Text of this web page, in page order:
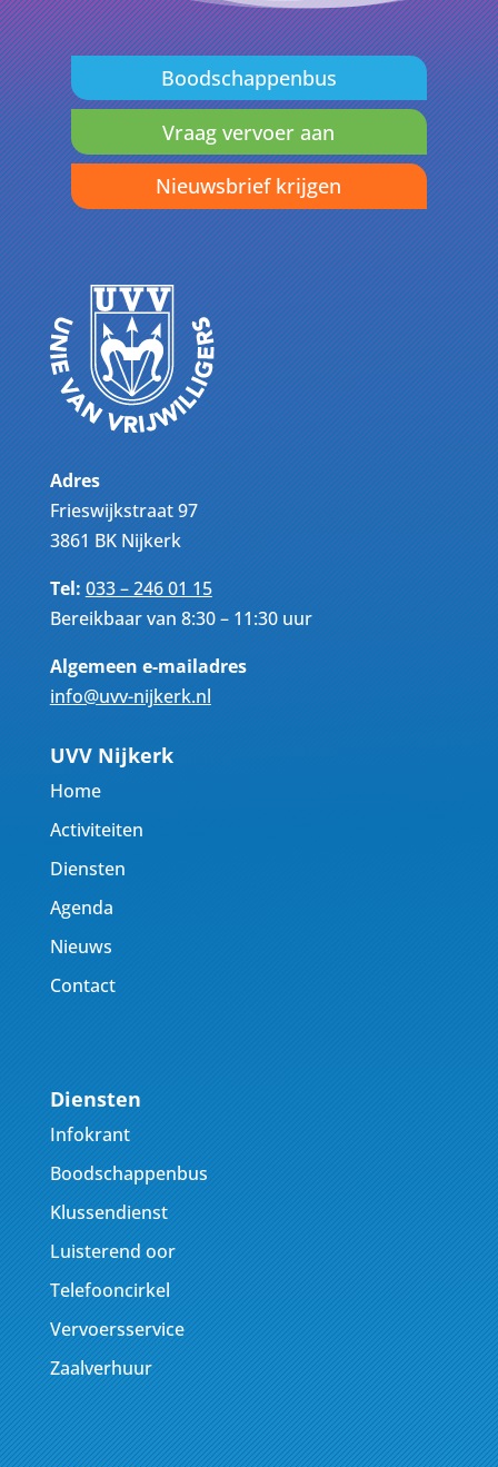
Boodschappenbus
Vraag vervoer aan
Nieuwsbrief krijgen
Adres
Frieswijkstraat 97
3861 BK Nijkerk
Tel:033 – 246 01 15
Bereikbaar van 8:30 – 11:30 uur
Algemeen e-mailadres
info@uvv-nijkerk.nl
UVV Nijkerk
Home
Activiteiten
Diensten
Agenda
Nieuws
Contact
Diensten
Infokrant
Boodschappenbus
Klussendienst
Luisterend oor
Telefooncirkel
Vervoersservice
Zaalverhuur